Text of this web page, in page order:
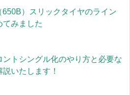
650B）スリックタイヤのライン
てみました
ントシングル化のやり方と必要な
いたします！